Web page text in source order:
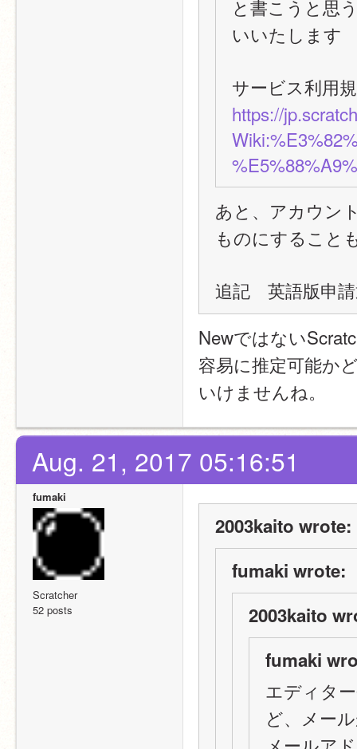
と書こうと思
いいたします
サービス利用
https://
あと、アカウン
ものにすること
追記　英語版申
Newではない
容易に推定可能か
いけませんね。
Aug. 21, 2017 05:16:51
fumaki
Scratcher
52 posts
2003kaito wrote:
fumaki wrote:
2003kaito
fumaki
エディタ
ど、メー